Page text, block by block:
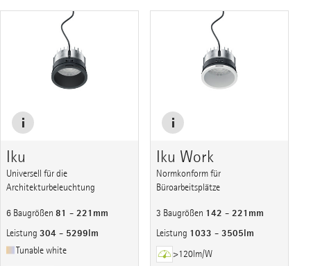
Iku
Universell für die
Architekturbeleuchtung
6 Baugrößen 81 - 221mm
Leistung 304 - 5299lm
Tunable white
Iku Work
Normkonform für
Büroarbeitsplätze
3 Baugrößen 142 - 221mm
Leistung 1033 - 3505lm
>120lm/W